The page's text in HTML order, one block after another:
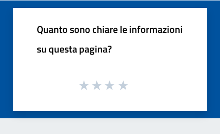
Quanto sono chiare le informazioni
su questa pagina?